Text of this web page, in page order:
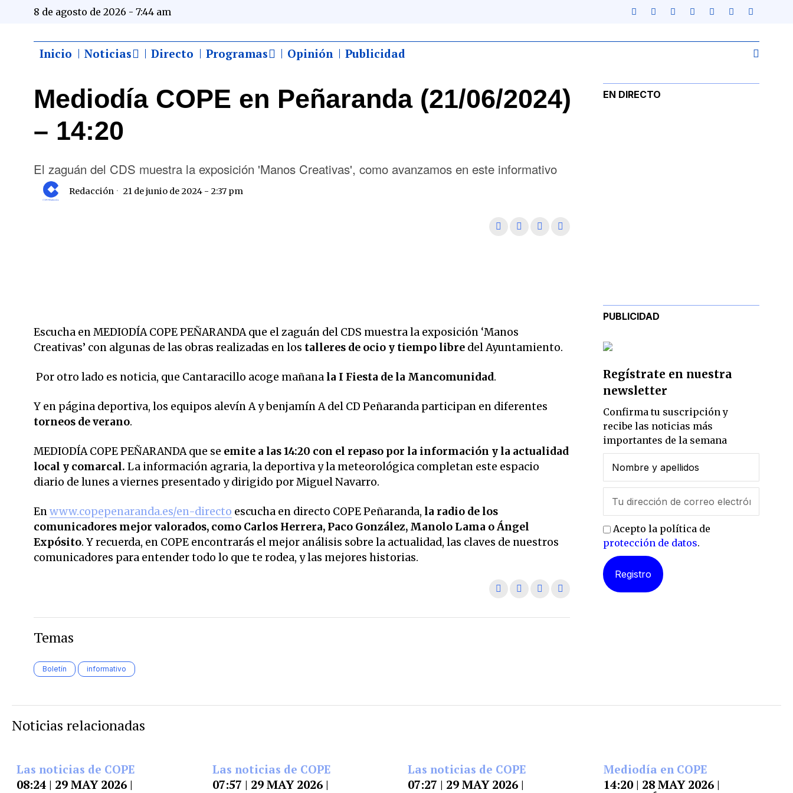
8 de agosto de 2026 - 7:44 am
Inicio Noticias Directo Programas Opinión Publicidad
Mediodía COPE en Peñaranda (21/06/2024)
– 14:20
El zaguán del CDS muestra la exposición 'Manos Creativas', como avanzamos en este informativo
Redacción 21 de junio de 2024 - 2:37 pm
Escucha en MEDIODÍA COPE PEÑARANDA que el zaguán del CDS muestra la exposición ‘Manos
Creativas’ con algunas de las obras realizadas en los talleres de ocio y tiempo libre del Ayuntamiento.
Por otro lado es noticia, que Cantaracillo acoge mañana la I Fiesta de la Mancomunidad.
Y en página deportiva, los equipos alevín A y benjamín A del CD Peñaranda participan en diferentes
torneos de verano.
MEDIODÍA COPE PEÑARANDA que se emite a las 14:20 con el repaso por la información y la actualidad
local y comarcal. La información agraria, la deportiva y la meteorológica completan este espacio
diario de lunes a viernes presentado y dirigido por Miguel Navarro.
Enwww.copepenaranda.es/en-directo escucha en directo COPE Peñaranda, la radio de los
comunicadores mejor valorados, como Carlos Herrera, Paco González, Manolo Lama o Ángel
Expósito. Y recuerda, en COPE encontrarás el mejor análisis sobre la actualidad, las claves de nuestros
comunicadores para entender todo lo que te rodea, y las mejores historias.
Temas
Boletín informativo
EN DIRECTO
PUBLICIDAD
Regístrate en nuestra
newsletter
Confirma tu suscripción y
recibe las noticias más
importantes de la semana
Acepto la política de
protección de datos.
Noticias relacionadas
Las noticias de COPE
08:24 | 29 MAY 2026 |
Las noticias de COPE
07:57 | 29 MAY 2026 |
Las noticias de COPE
07:27 | 29 MAY 2026 |
Mediodía en COPE
14:20 | 28 MAY 2026 |